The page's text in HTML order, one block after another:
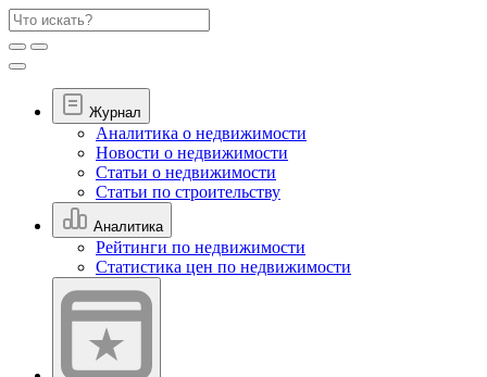
Журнал
Аналитика о недвижимости
Новости о недвижимости
Статьи о недвижимости
Статьи по строительству
Аналитика
Рейтинги по недвижимости
Статистика цен по недвижимости